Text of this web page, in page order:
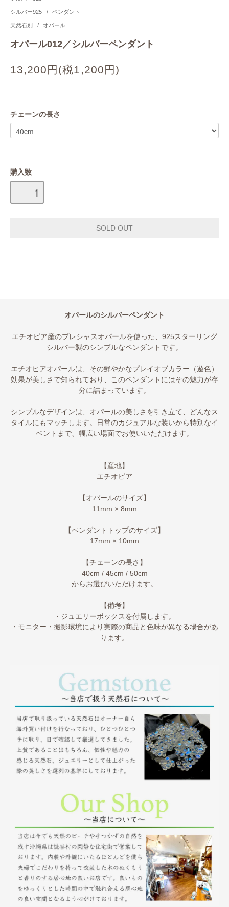
シルバー925 / ペンダント
天然石別 / オパール
オパール012／シルバーペンダント
13,200円(税1,200円)
チェーンの長さ
購入数
オパールのシルバーペンダント
エチオピア産のプレシャスオパールを使った、925スターリング
シルバー製のシンプルなペンダントです。
エチオピアオパールは、その鮮やかなプレイオブカラー（遊色）
効果が美しさで知られており、このペンダントにはその魅力が存
分に詰まっています。
シンプルなデザインは、オパールの美しさを引き立て、どんなス
タイルにもマッチします。日常のカジュアルな装いから特別なイ
ベントまで、幅広い場面でお使いいただけます。
【産地】
エチオピア
【オパールのサイズ】
11mm × 8mm
【ペンダントトップのサイズ】
17mm × 10mm
【チェーンの長さ】
40cm / 45cm / 50cm
からお選びいただけます。
【備考】
・ジュエリーボックスを付属します。
・モニター・撮影環境により実際の商品と色味が異なる場合があ
ります。